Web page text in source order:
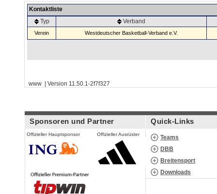
Kontaktliste
Typ
Verband
Verein Westdeutscher Basketball-Verband e.V.
www | Version 11.50.1-2f7f327
Sponsoren und Partner
Offizieller Hauptsponsor Offizieller Ausrüster
Quick-Links
Teams
DBB
Breitensport
Downloads